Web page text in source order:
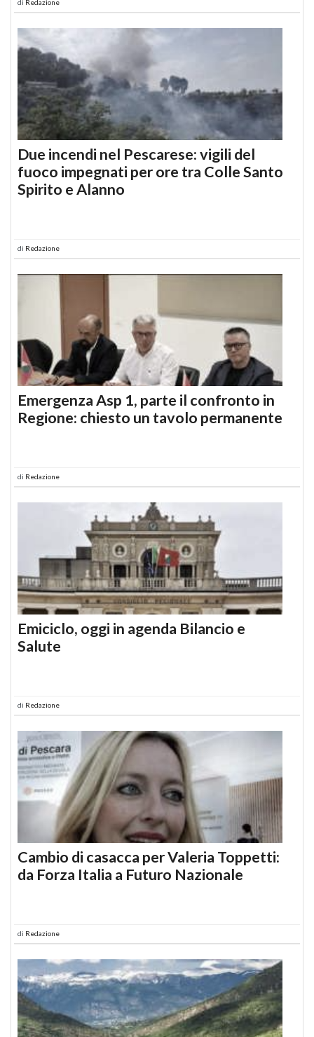
di Redazione
Due incendi nel Pescarese: vigili del
fuoco impegnati per ore tra Colle Santo
Spirito e Alanno
di Redazione
Emergenza Asp 1, parte il confronto in
Regione: chiesto un tavolo permanente
di Redazione
Emiciclo, oggi in agenda Bilancio e
Salute
di Redazione
Cambio di casacca per Valeria Toppetti:
da Forza Italia a Futuro Nazionale
di Redazione